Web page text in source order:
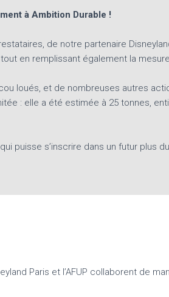
à Ambition Durable !
de notre partenaire Disneyland
en remplissant également la
loués, et de nombreuses autres
: elle a été estimée à 25 tonnes,
puisse s’inscrire dans un futur plus
Paris et l’AFUP collaborent de